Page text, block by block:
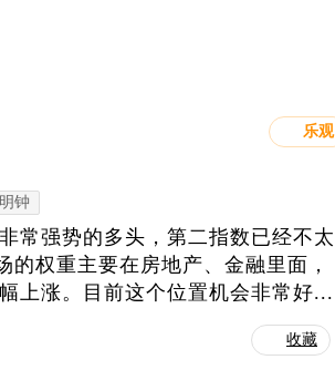
乐观
钟
常强势的多头，第二指数已经不太
权重主要在房地产、金融里面，
上涨。目前这个位置机会非常好...
收藏